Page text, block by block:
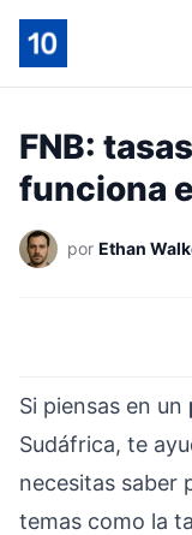
FNB:
funciona
por Ethan
Si piensas en un
Sudáfrica, te
necesitas saber
temas como la